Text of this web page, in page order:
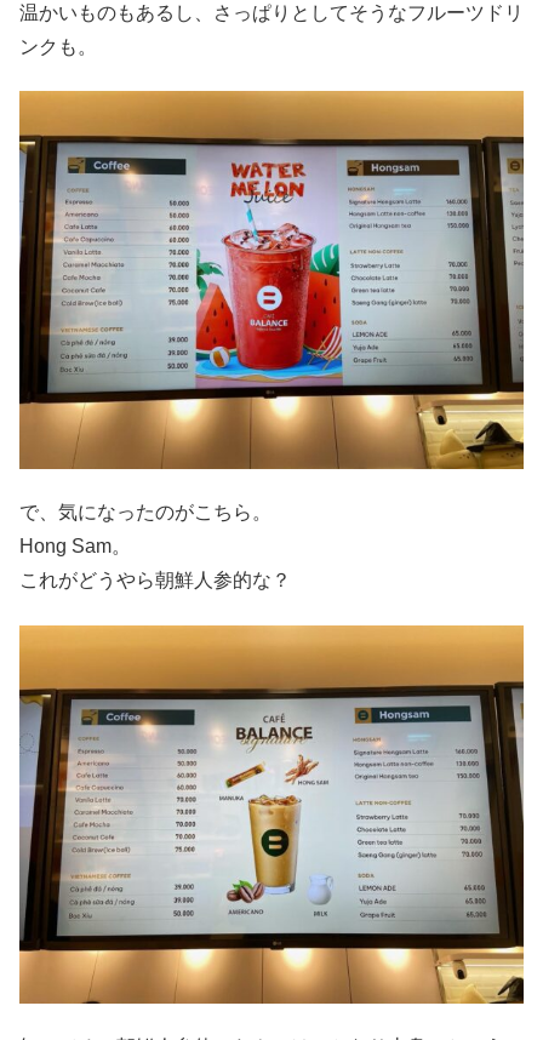
温かいものもあるし、さっぱりとしてそうなフルーツドリ
ンクも。
で、気になったのがこちら。
Hong Sam。
これがどうやら朝鮮人参的な？